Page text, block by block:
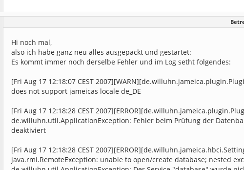
Hi noch mal,
also ich habe ganz neu alles ausgepackt und gestartet:
Es kommt immer noch derselbe Fehler und im Log setht folgendes:
[Fri Aug 17 12:18:07 CEST
does not support jameicas locale de_DE
[Fri Aug 17 12:18:28 CEST
de.willuhn.util.ApplicationException: Fehler beim Prüfung der
deaktiviert
[Fri Aug 17 12:18:28 CEST
java.rmi.RemoteException: unable to open/create database; nested